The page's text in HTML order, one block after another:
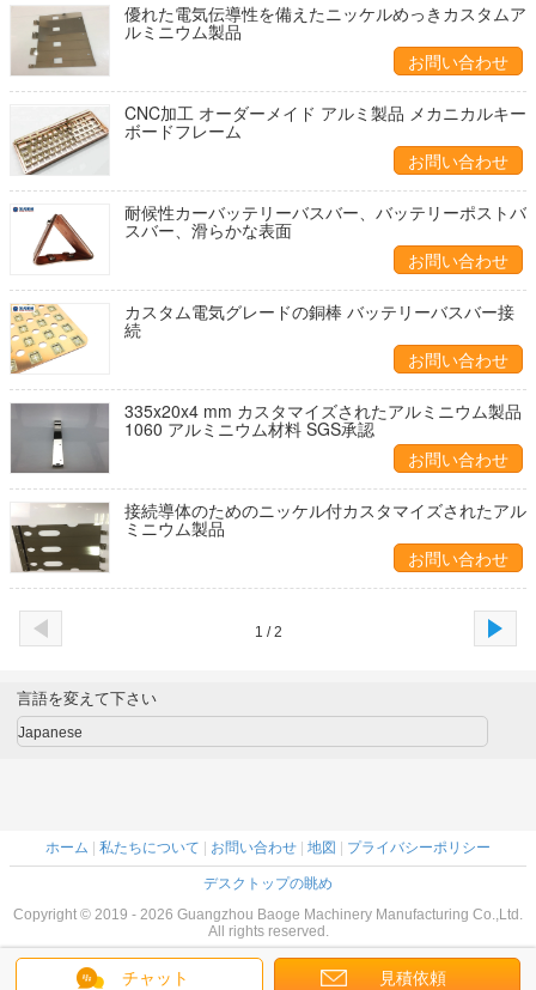
優れた電気伝導性を備えたニッケルめっきカスタムア
ルミニウム製品
お問い合わせ
CNC加工 オーダーメイド アルミ製品 メカニカルキー
ボードフレーム
お問い合わせ
耐候性カーバッテリーバスバー、バッテリーポストバ
スバー、滑らかな表面
お問い合わせ
カスタム電気グレードの銅棒 バッテリーバスバー接
続
お問い合わせ
335x20x4 mm カスタマイズされたアルミニウム製品
1060 アルミニウム材料 SGS承認
お問い合わせ
接続導体のためのニッケル付カスタマイズされたアル
ミニウム製品
お問い合わせ
1 / 2
チャット 見積依頼
言語を変えて下さい
Japanese
ホーム 私たちについて お問い合わせ 地図 プライバシーポリシー
デスクトップの眺め
Copyright © 2019 - 2026 Guangzhou Baoge Machinery Manufacturing Co.,Ltd.
All rights reserved.